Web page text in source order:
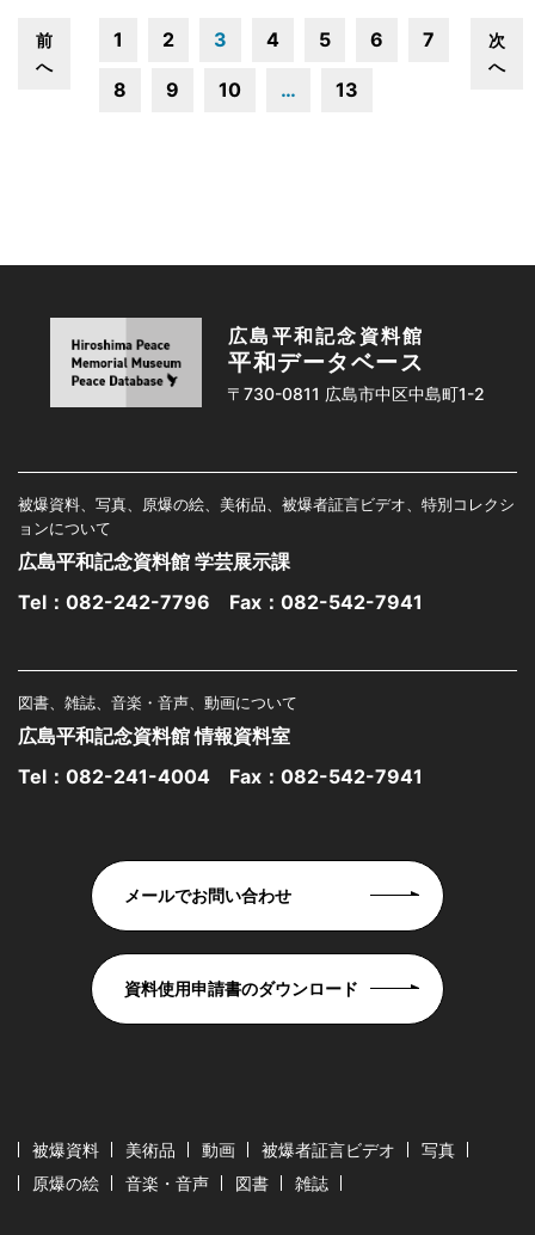
前
へ
1 2 3 4 5 6 7
8 9 10 … 13
次
へ
広島平和記念資料館
平和データベース
〒730-0811 広島市中区中島町1-2
被爆資料、写真、原爆の絵、美術品、被爆者証言ビデオ、特別コレクシ
ョンについて
広島平和記念資料館 学芸展示課
Tel： 082-242-7796 Fax：082-542-7941
図書、雑誌、音楽・音声、動画について
広島平和記念資料館 情報資料室
Tel： 082-241-4004 Fax：082-542-7941
メールでお問い合わせ
資料使用申請書のダウンロード
被爆資料 美術品 動画 被爆者証言ビデオ
写真
原爆の絵
音楽・音声 図書 雑誌